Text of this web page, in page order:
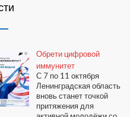
Обрети цифровой
иммунитет
С 7 по 11 октября
Ленинградская область
вновь станет точкой
притяжения для